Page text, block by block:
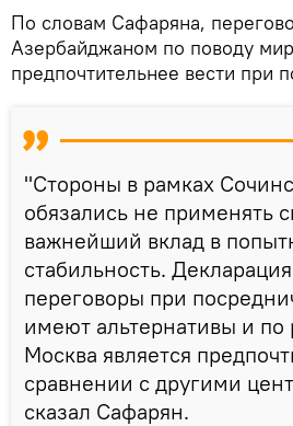
По словам Сафаряна,
Азербайджаном по поводу
предпочтительнее вести при
"Стороны в рамках
обязались не применять
важнейший вклад в
стабильность.
переговоры при
имеют альтернативы и по
Москва является
сравнении с другими
сказал Сафарян.